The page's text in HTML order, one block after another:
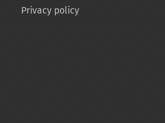
Privacy policy